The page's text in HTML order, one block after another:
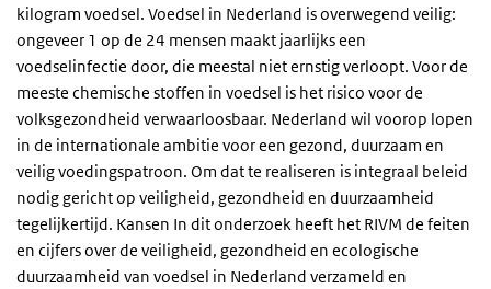
kilogram voedsel. Voedsel in Nederland is overwegend veilig:
ongeveer 1 op de 24 mensen maakt jaarlijks een
voedselinfectie door, die meestal niet ernstig verloopt. Voor de
meeste chemische stoffen in voedsel is het risico voor de
volksgezondheid verwaarloosbaar. Nederland wil voorop lopen
in de internationale ambitie voor een gezond, duurzaam en
veilig voedingspatroon. Om dat te realiseren is integraal beleid
nodig gericht op veiligheid, gezondheid en duurzaamheid
tegelijkertijd. Kansen In dit onderzoek heeft het RIVM de feiten
en cijfers over de veiligheid, gezondheid en ecologische
duurzaamheid van voedsel in Nederland verzameld en